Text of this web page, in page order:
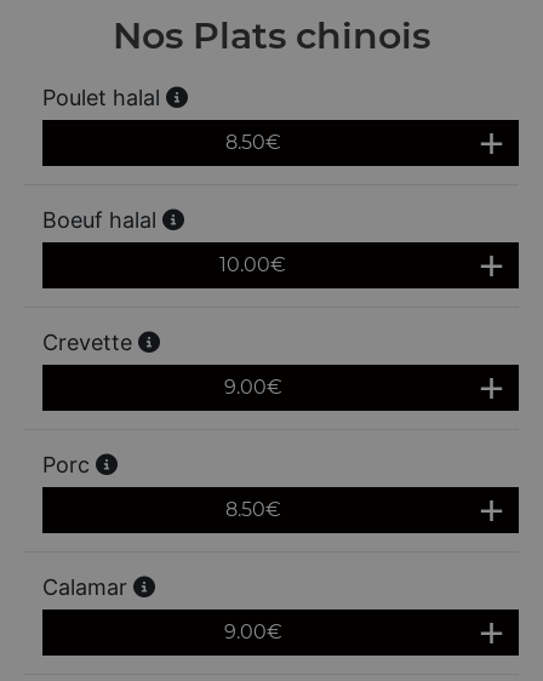
Nos Plats chinois
Poulet halal
8.50€
Boeuf halal
10.00€
Crevette
9.00€
Porc
8.50€
Calamar
9.00€